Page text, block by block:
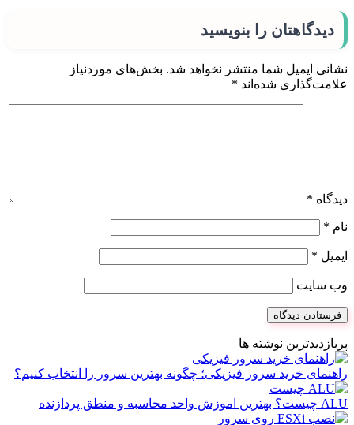
دیدگاهتان را بنویسید
نشانی ایمیل شما منتشر نخواهد شد. بخش‌های موردنیاز
علامت‌گذاری شده‌اند *
دیدگاه *
نام *
ایمیل *
وب‌ سایت
پربازدیدترین نوشته ها
راهنمای خرید سرور فیزیکی؛ چگونه بهترین سرور را انتخاب کنیم؟
ALU چیست؟ بهترین اموزش واحد محاسبه و منطق پردازنده